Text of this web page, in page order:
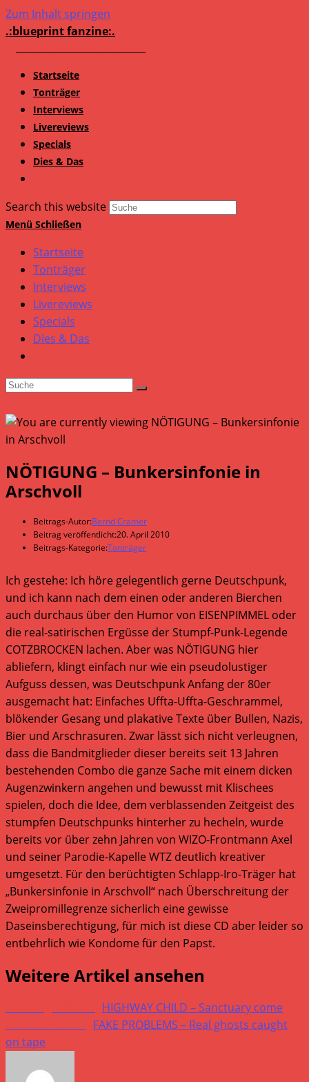
Zum Inhalt springen
.:blueprint fanzine:.
Startseite
Tonträger
Interviews
Livereviews
Specials
Dies & Das
Search this website
Menü Schließen
Startseite
Tonträger
Interviews
Livereviews
Specials
Dies & Das
NÖTIGUNG – Bunkersinfonie in
Arschvoll
Beitrags-Autor:Bernd Cramer
Beitrag veröffentlicht:20. April 2010
Beitrags-Kategorie:Tonträger
Ich gestehe: Ich höre gelegentlich gerne Deutschpunk,
und ich kann nach dem einen oder anderen Bierchen
auch durchaus über den Humor von EISENPIMMEL oder
die real-satirischen Ergüsse der Stumpf-Punk-Legende
COTZBROCKEN lachen. Aber was NÖTIGUNG hier
abliefern, klingt einfach nur wie ein pseudolustiger
Aufguss dessen, was Deutschpunk Anfang der 80er
ausgemacht hat: Einfaches Uffta-Uffta-Geschrammel,
blökender Gesang und plakative Texte über Bullen, Nazis,
Bier und Arschrasuren. Zwar lässt sich nicht verleugnen,
dass die Bandmitglieder dieser bereits seit 13 Jahren
bestehenden Combo die ganze Sache mit einem dicken
Augenzwinkern angehen und bewusst mit Klischees
spielen, doch die Idee, dem verblassenden Zeitgeist des
stumpfen Deutschpunks hinterher zu hecheln, wurde
bereits vor über zehn Jahren von WIZO-Frontmann Axel
und seiner Parodie-Kapelle WTZ deutlich kreativer
umgesetzt. Für den berüchtigten Schlapp-Iro-Träger hat
„Bunkersinfonie in Arschvoll“ nach Überschreitung der
Zweipromillegrenze sicherlich eine gewisse
Daseinsberechtigung, für mich ist diese CD aber leider so
entbehrlich wie Kondome für den Papst.
Weitere Artikel ansehen
HIGHWAY CHILD – Sanctuary come
FAKE PROBLEMS – Real ghosts caught
on tape